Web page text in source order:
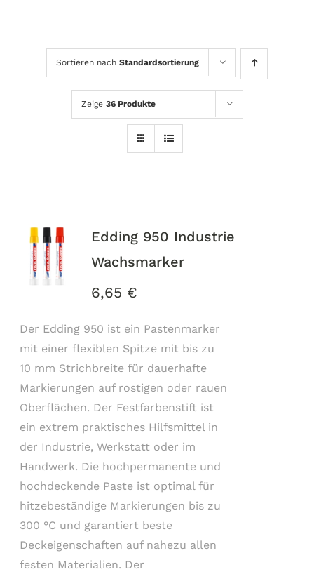
Sortieren nach Standardsortierung
Zeige 36 Produkte
Edding 950 Industrie
Wachsmarker
6,65 €
Der Edding 950 ist ein Pastenmarker
mit einer flexiblen Spitze mit bis zu
10 mm Strichbreite für dauerhafte
Markierungen auf rostigen oder rauen
Oberflächen. Der Festfarbenstift ist
ein extrem praktisches Hilfsmittel in
der Industrie, Werkstatt oder im
Handwerk. Die hochpermanente und
hochdeckende Paste ist optimal für
hitzebeständige Markierungen bis zu
300 °C und garantiert beste
Deckeigenschaften auf nahezu allen
festen Materialien. Der